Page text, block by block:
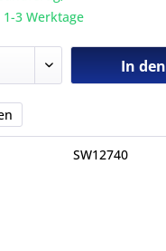
3 Werktage
In den
SW12740